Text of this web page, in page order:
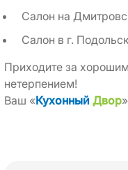
Салон на
Салон в г.
Приходите за
нетерпением!
Ваш «Кухонный Двор»